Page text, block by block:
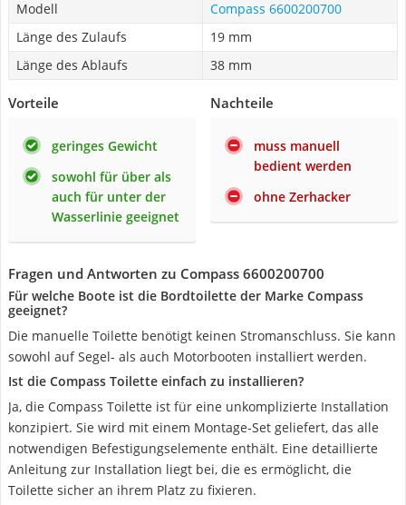
Modell
Compass 6600200700
Länge des Zulaufs
19 mm
Länge des Ablaufs
38 mm
Vorteile
geringes Gewicht
sowohl für über als
auch für unter der
Wasserlinie geeignet
Nachteile
muss manuell
bedient werden
ohne Zerhacker
Fragen und Antworten zu Compass 6600200700
Für welche Boote ist die Bordtoilette der Marke Compass
geeignet?
Die manuelle Toilette benötigt keinen Stromanschluss. Sie kann
sowohl auf Segel- als auch Motorbooten installiert werden.
Ist die Compass Toilette einfach zu installieren?
Ja, die Compass Toilette ist für eine unkomplizierte Installation
konzipiert. Sie wird mit einem Montage-Set geliefert, das alle
notwendigen Befestigungselemente enthält. Eine detaillierte
Anleitung zur Installation liegt bei, die es ermöglicht, die
Toilette sicher an ihrem Platz zu fixieren.